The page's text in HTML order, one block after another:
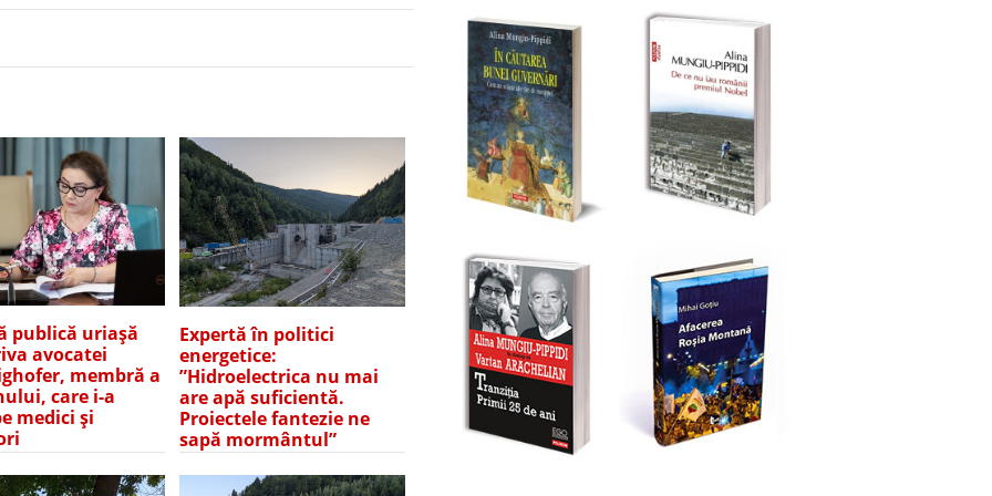
publică uriașă
avocatei
membră a
care i-a
medici și
Expertă în politici
energetice:
”Hidroelectrica nu mai
are apă suficientă.
Proiectele fantezie ne
sapă mormântul”